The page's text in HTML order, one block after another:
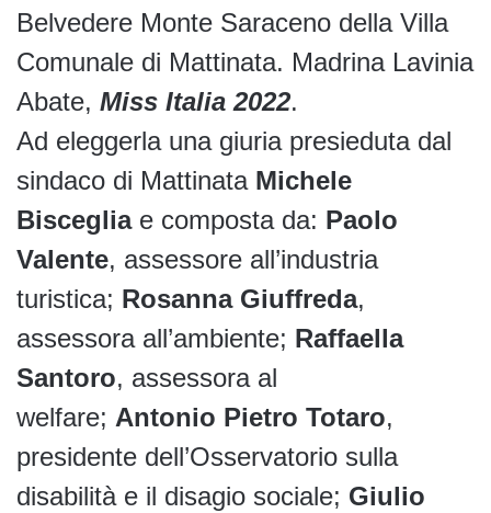
Belvedere Monte Saraceno della Villa
Comunale di Mattinata. Madrina Lavinia
Abate, Miss Italia 2022.
Ad eleggerla una giuria presieduta dal
sindaco di Mattinata Michele
Biscegliae composta da: Paolo
Valente, assessore all’industria
turistica; Rosanna Giuffreda,
assessora all’ambiente; Raffaella
Santoro, assessora al
welfare; Antonio Pietro Totaro,
presidente dell’Osservatorio sulla
disabilità e il disagio sociale; Giulio